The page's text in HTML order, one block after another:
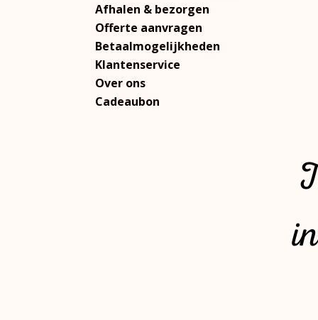
Afhalen & bezorgen
Offerte aanvragen
Betaalmogelijkheden
Klantenservice
Over ons
Cadeaubon